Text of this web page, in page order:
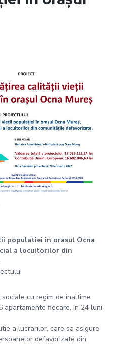
populatiei in orasul Ocna
a locuitorilor din
cu regim de inaltime
apartamente fiecare, in 24 luni
a lucrarilor, care sa asigure
defavorizate din